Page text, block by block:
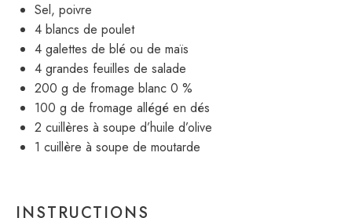
Sel, poivre
4 blancs de poulet
4 galettes de blé ou de maïs
4 grandes feuilles de salade
200 g de fromage blanc 0 %
100 g de fromage allégé en dés
2 cuillères à soupe d’huile d’olive
1 cuillère à soupe de moutarde
INSTRUCTIONS